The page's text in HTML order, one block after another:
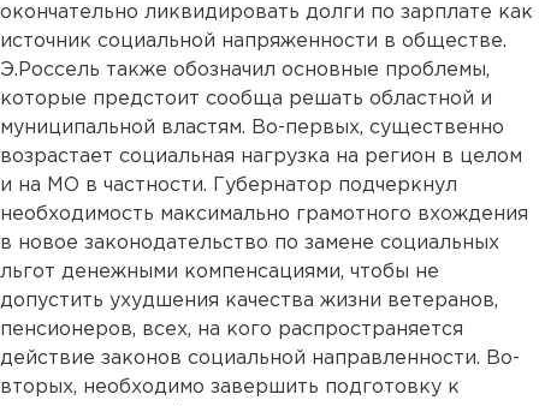
окончательно ликвидировать долги по зарплате как
источник социальной напряженности в обществе.
Э.Россель также обозначил основные проблемы,
которые предстоит сообща решать областной и
муниципальной властям. Во-первых, существенно
возрастает социальная нагрузка на регион в целом
и на МО в частности. Губернатор подчеркнул
необходимость максимально грамотного вхождения
в новое законодательство по замене социальных
льгот денежными компенсациями, чтобы не
допустить ухудшения качества жизни ветеранов,
пенсионеров, всех, на кого распространяется
действие законов социальной направленности. Во-
вторых, необходимо завершить подготовку к